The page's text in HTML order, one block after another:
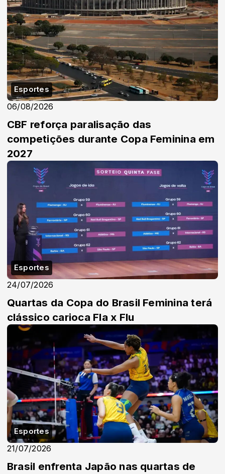
Esportes
06/08/2026
CBF reforça paralisação das
competições durante Copa Feminina em
2027
Esportes
24/07/2026
Quartas da Copa do Brasil Feminina terá
clássico carioca Fla x Flu
Esportes
21/07/2026
Brasil enfrenta Japão nas quartas de